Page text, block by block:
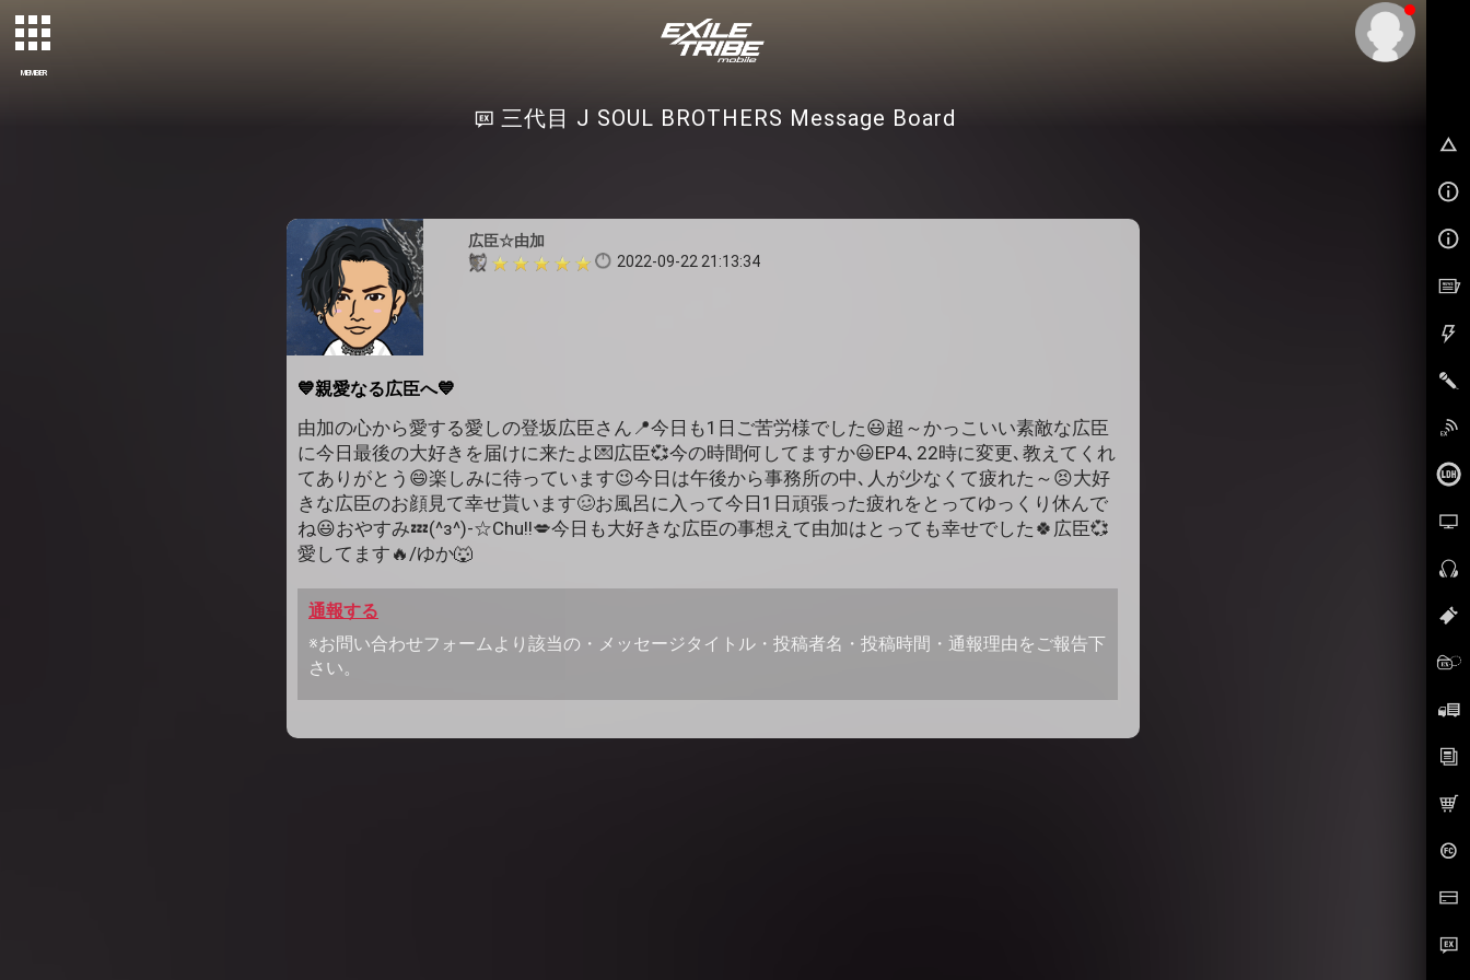
MEMBER
三代目 J SOUL BROTHERS Message Board
広臣☆由加
2022-09-22 21:13:34
💙親愛なる広臣へ💙
由加の心から愛する愛しの登坂広臣さん📍今日も1日ご苦労様でした😃超～かっこいい素敵な広臣
に今日最後の大好きを届けに来たよ💌広臣💞今の時間何してますか😃EP4､22時に変更､教えてくれ
てありがとう😄楽しみに待っています😉今日は午後から事務所の中､人が少なくて疲れた～😣大好
きな広臣のお顔見て幸せ貰います🥴お風呂に入って今日1日頑張った疲れをとってゆっくり休んで
ね😃おやすみ💤(^з^)-☆Chu!!💋今日も大好きな広臣の事想えて由加はとっても幸せでした🍀広臣💞
愛してます🔥/ゆか🐺
通報する
※お問い合わせフォームより該当の・メッセージタイトル・投稿者名・投稿時間・通報理由をご報告下
さい。